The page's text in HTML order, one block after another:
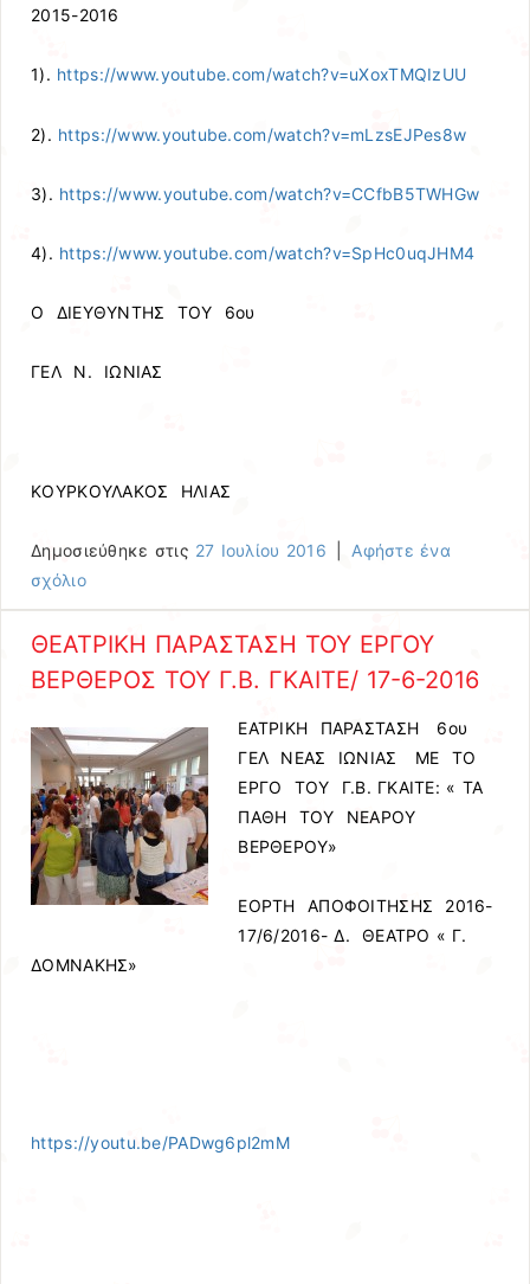
2015-2016
1). https://www.youtube.com/watch?v=uXoxTMQIzUU
2). https://www.youtube.com/watch?v=mLzsEJPes8w
3). https://www.youtube.com/watch?v=CCfbB5TWHGw
4). https://www.youtube.com/watch?v=SpHc0uqJHM4
Ο ΔΙΕΥΘΥΝΤΗΣ ΤΟΥ 6ου
ΓΕΛ Ν. ΙΩΝΙΑΣ
ΚΟΥΡΚΟΥΛΑΚΟΣ ΗΛΙΑΣ
Δημοσιεύθηκε στις 27 Ιουλίου 2016
Αφήστε ένα
σχόλιο
ΘΕΑΤΡΙΚΗ ΠΑΡΑΣΤΑΣΗ ΤΟΥ ΕΡΓΟΥ
ΒΕΡΘΕΡΟΣ ΤΟΥ Γ.Β. ΓΚΑΙΤΕ/ 17-6-2016
ΕΑΤΡΙΚΗ ΠΑΡΑΣΤΑΣΗ 6ου
ΓΕΛ ΝΕΑΣ ΙΩΝΙΑΣ ΜΕ ΤΟ
ΕΡΓΟ ΤΟΥ Γ.Β. ΓΚΑΙΤΕ: « ΤΑ
ΠΑΘΗ ΤΟΥ ΝΕΑΡΟΥ
ΒΕΡΘΕΡΟΥ»
ΕΟΡΤΗ ΑΠΟΦΟΙΤΗΣΗΣ 2016-
17/6/2016- Δ. ΘΕΑΤΡΟ « Γ.
ΔΟΜΝΑΚΗΣ»
https://youtu.be/PADwg6pl2mM